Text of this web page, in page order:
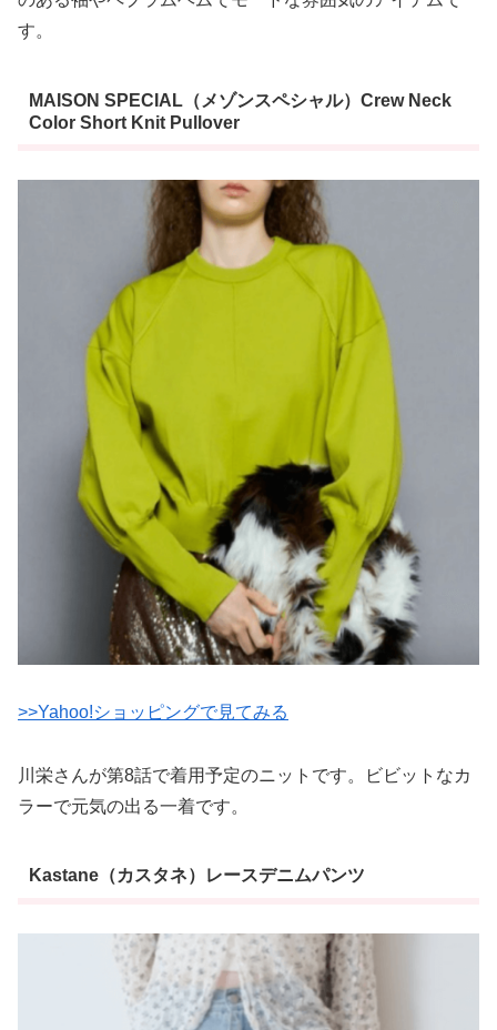
す。
MAISON SPECIAL（メゾンスペシャル）Crew Neck
Color Short Knit Pullover
>>Yahoo!ショッピングで見てみる
川栄さんが第8話で着用予定のニットです。ビビットなカ
ラーで元気の出る一着です。
Kastane（カスタネ）レースデニムパンツ